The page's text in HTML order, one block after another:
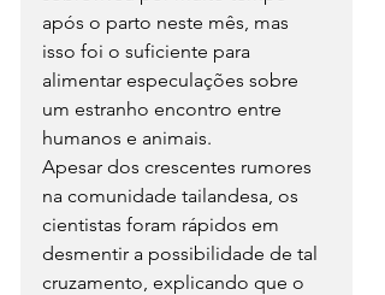
após o parto neste mês, mas
isso foi o suficiente para
alimentar especulações sobre
um estranho encontro entre
humanos e animais.
Apesar dos crescentes rumores
na comunidade tailandesa, os
cientistas foram rápidos em
desmentir a possibilidade de tal
cruzamento, explicando que o